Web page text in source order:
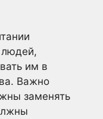
людей,
им в
Важно
заменять